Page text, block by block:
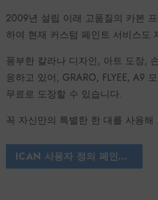
2009년 설립 이래 고품질의 카본
하여 현재 커스텀 페인트 서비스도
풍부한 칼라나 디자인, 아트 도장,
응하고 있어, GRARO, FLYEE, A9
무료로 도장할 수 있습니다.
꼭 자신만의 특별한 한 대를 사용해
ICAN 사용자 정의 페인트 사이트